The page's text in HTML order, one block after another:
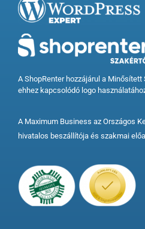
A ShopRenter hozzájárul a
ehhez kapcsolódó logo
A Maximum Business az Országos
hivatalos beszállítója és szakmai